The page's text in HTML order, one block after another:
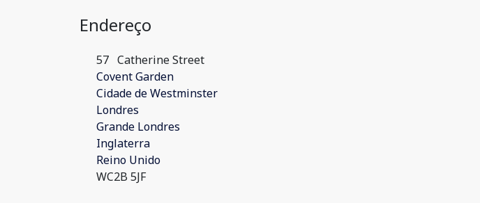
Endereço
57 Catherine Street
Covent Garden
Cidade de Westminster
Londres
Grande Londres
Inglaterra
Reino Unido
WC2B 5JF